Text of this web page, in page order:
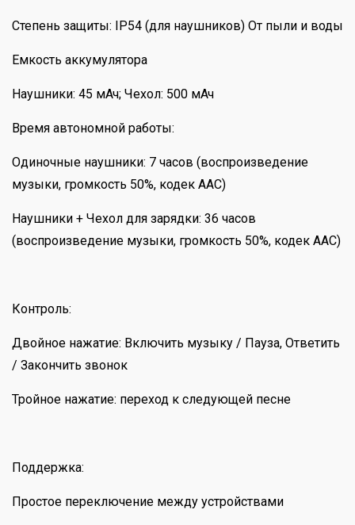
Степень защиты: IP54 (для наушников) От пыли и воды
Емкость аккумулятора
Наушники: 45 мАч; Чехол: 500 мАч
Время автономной работы:
Одиночные наушники: 7 часов (воспроизведение
музыки, громкость 50%, кодек AAC)
Наушники + Чехол для зарядки: 36 часов
(воспроизведение музыки, громкость 50%, кодек AAC)
Контроль:
Двойное нажатие: Включить музыку / Пауза, Ответить
/ Закончить звонок
Тройное нажатие: переход к следующей песне
Поддержка:
Простое переключение между устройствами